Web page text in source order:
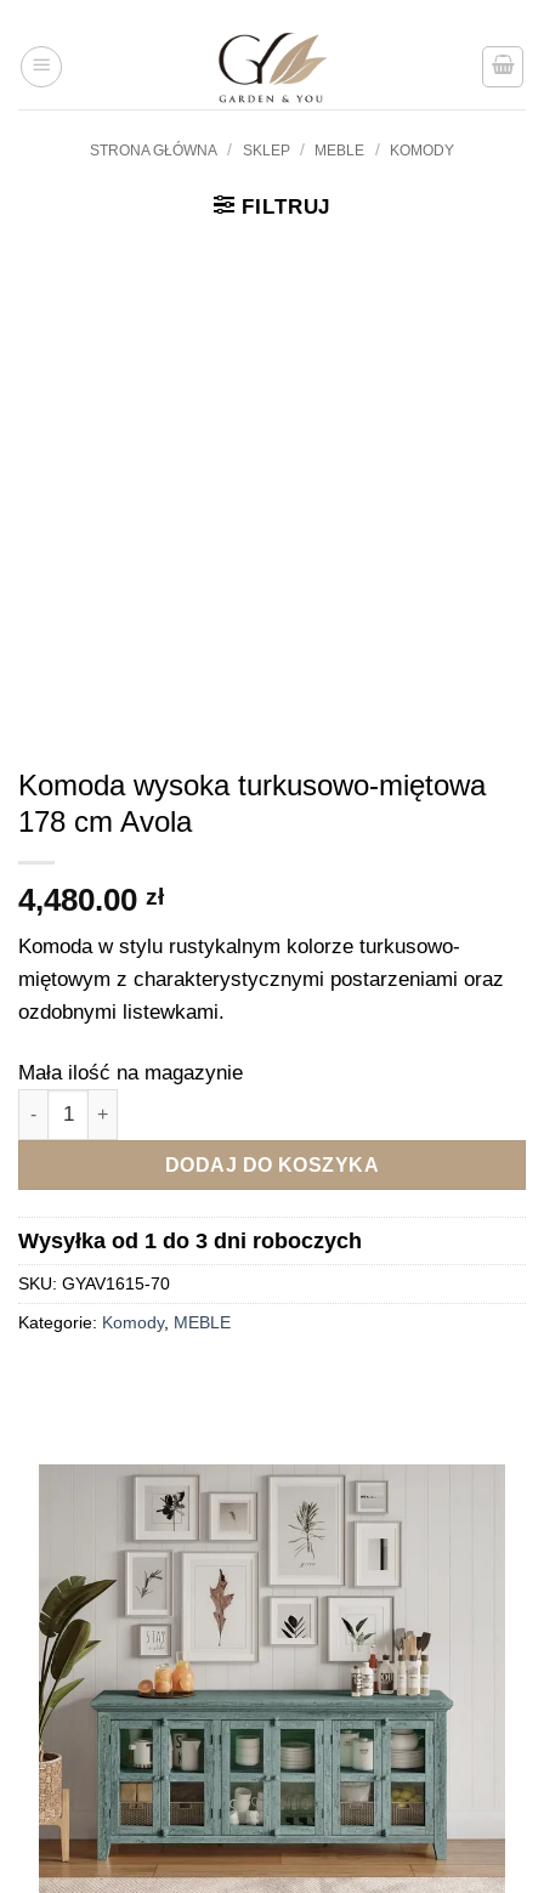
treści
STRONA GŁÓWNA / SKLEP / MEBLE / KOMODY
FILTRUJ
Komoda wysoka turkusowo-miętowa
178 cm Avola
4,480.00 zł
Komoda w stylu rustykalnym kolorze turkusowo-
miętowym z charakterystycznymi postarzeniami oraz
ozdobnymi listewkami.
Mała ilość na magazynie
ilość Komoda wysoka turkusowo-miętowa 178 cm Avola
DODAJ DO KOSZYKA
Wysyłka od 1 do 3 dni roboczych
SKU: GYAV1615-70
Kategorie: Komody, MEBLE